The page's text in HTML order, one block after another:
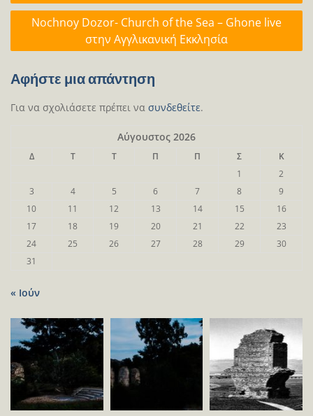
Nochnoy Dozor- Church of the Sea – Ghone live
στην Αγγλικανική Εκκλησία
Αφήστε μια απάντηση
Για να σχολιάσετε πρέπει να συνδεθείτε.
Αύγουστος 2026
Δ Τ Τ Π Π Σ
Κ
1
2
3
4 5 6 7 8
9
10
11 12 13 14 15
16
17
18 19 20 21 22
23
24
25 26 27 28 29
30
31
« Ιούν